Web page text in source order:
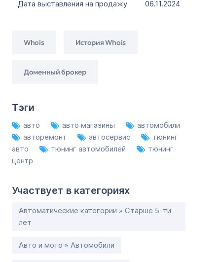
Дата выставления на продажу
06.11.2024
Whois История Whois
Доменный брокер
Тэги
авто авто магазины
автомобили
авторемонт
автосервис
тюнинг
авто
тюнинг автомобилей
тюнинг
центр
Участвует в категориях
Автоматические категории » Старше 5-ти
лет
Авто и мото » Автомобили